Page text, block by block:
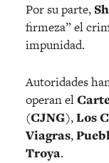
Por su parte,
firmeza” el
impunidad.
Autoridades
operan el
(CJNG),Los
Viagras,
Troya.